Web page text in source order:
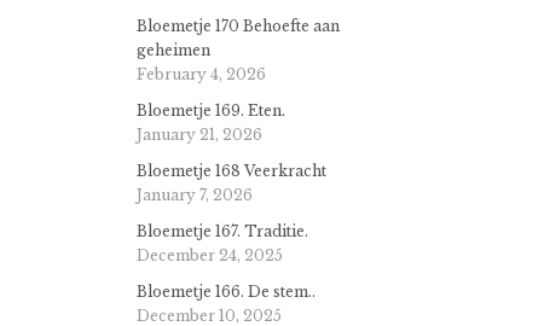
Bloemetje 170 Behoefte aan
geheimen
February 4, 2026
Bloemetje 169. Eten.
January 21, 2026
Bloemetje 168 Veerkracht
January 7, 2026
Bloemetje 167. Traditie.
December 24, 2025
Bloemetje 166. De stem..
December 10, 2025